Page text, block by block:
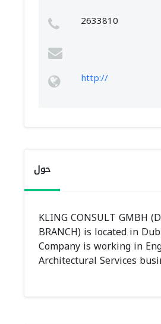
2633810
http://
حول
KLING CONSULT GMBH
BRANCH) is located in
Company is working in
Architectural Services